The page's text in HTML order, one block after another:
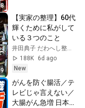
【実家の整理】60代
輝くために私がして
いる３つのこと
188K
6d ago
New
がんを防ぐ腸活／テ
レビじゃ言えない／
大腸がん急増 日本人